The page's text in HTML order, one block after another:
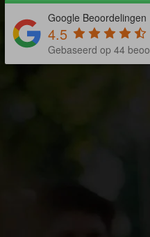
Google Beoordelingen
4.5
Gebaseerd op 44